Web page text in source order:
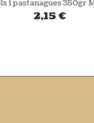
Pèsols i pastanagues 350gr MACHANDEL